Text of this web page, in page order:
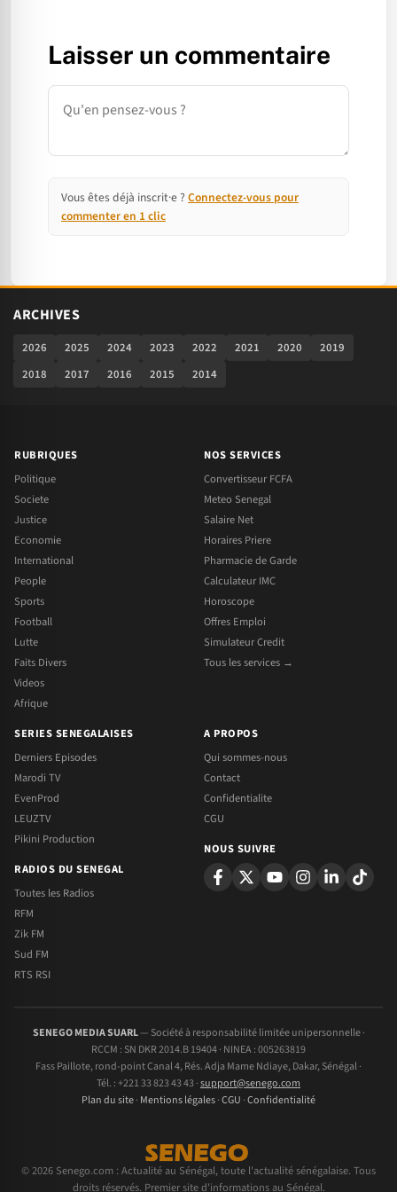
Laisser un commentaire
Commentaire
Vous êtes déjà inscrit·e ? Connectez-vous pour
commenter en 1 clic
ARCHIVES
2026 2025 2024 2023 2022 2021 2020
2019
2018
2017 2016 2015 2014
RUBRIQUES
Politique
Societe
Justice
Economie
International
People
Sports
Football
Lutte
Faits Divers
Videos
Afrique
NOS SERVICES
Convertisseur FCFA
Meteo Senegal
Salaire Net
Horaires Priere
Pharmacie de Garde
Calculateur IMC
Horoscope
Offres Emploi
Simulateur Credit
Tous les services →
SERIES SENEGALAISES
Derniers Episodes
Marodi TV
EvenProd
LEUZTV
Pikini Production
RADIOS DU SENEGAL
Toutes les Radios
RFM
Zik FM
Sud FM
RTS RSI
A PROPOS
Qui sommes-nous
Contact
Confidentialite
CGU
NOUS SUIVRE
SENEGO MEDIA SUARL— Société à responsabilité limitée unipersonnelle ·
RCCM : SN DKR 2014.B 19404 · NINEA : 005263819
Fass Paillote, rond-point Canal 4, Rés. Adja Mame Ndiaye, Dakar, Sénégal ·
Tél. : +221 33 823 43 43 ·support@senego.com
Plan du site· Mentions légales·CGU ·Confidentialité
© 2026 Senego.com : Actualité au Sénégal, toute l'actualité sénégalaise. Tous
droits réservés. Premier site d'informations au Sénégal.